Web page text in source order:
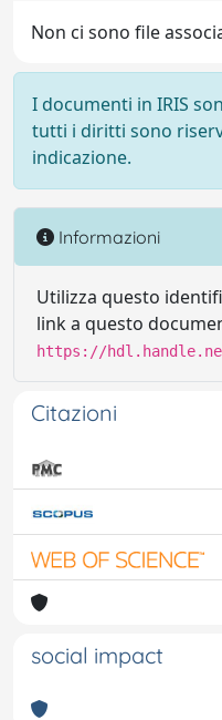
Non ci sono file
I documenti in IRIS
tutti i diritti sono
indicazione.
Informazioni
Utilizza questo
link a questo
https://
Citazioni
social impact